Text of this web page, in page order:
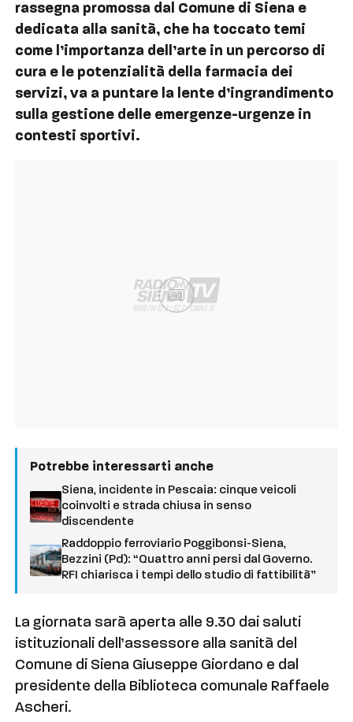
rassegna promossa dal Comune di Siena e
dedicata alla sanità, che ha toccato temi
come l’importanza dell’arte in un percorso di
cura e le potenzialità della farmacia dei
servizi, va a puntare la lente d’ingrandimento
sulla gestione delle emergenze-urgenze in
contesti sportivi.
Ad
Potrebbe interessarti anche
Siena, incidente in Pescaia: cinque veicoli
coinvolti e strada chiusa in senso
discendente
Raddoppio ferroviario Poggibonsi-Siena,
Bezzini (Pd): “Quattro anni persi dal Governo.
RFI chiarisca i tempi dello studio di fattibilità”
La giornata sarà aperta alle 9.30 dai saluti
istituzionali dell’assessore alla sanità del
Comune di Siena Giuseppe Giordano e dal
presidente della Biblioteca comunale Raffaele
Ascheri.